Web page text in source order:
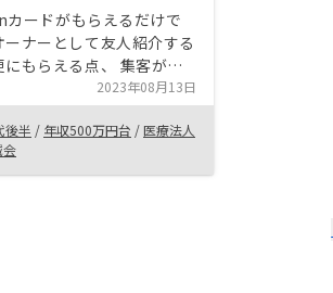
ードがもらえるだけで
ーナーとして友人紹介する
にもらえる点、 集客がで
そこに割く人件費が10万
えられている点、 不動産
スクを最小限にしている
らに関してしっかりした
モデルが垣間見えた点、
2023年08月13日
後半 / 年収500万円台 /医療法人
会